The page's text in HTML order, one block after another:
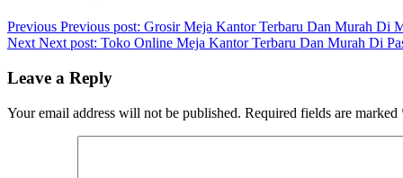
Previous Previous post: Grosir Meja Kantor Terbaru Dan Murah Di
Next Next post: Toko Online Meja Kantor Terbaru Dan Murah Di
Leave a Reply
Your email address will not be published. Required fields are marked